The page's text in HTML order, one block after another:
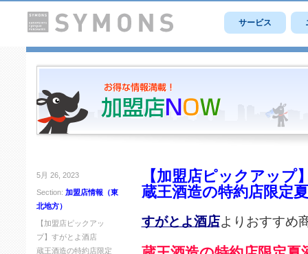
サービス
5月 26, 2023
Section: 加盟店情報（東
北地方）
【加盟店ピックアッ
プ】すがとよ酒店
蔵王酒造の特約店限定
【加盟店ピックアップ
蔵王酒造の特約店限定
すがとよ酒店よりおすすめ